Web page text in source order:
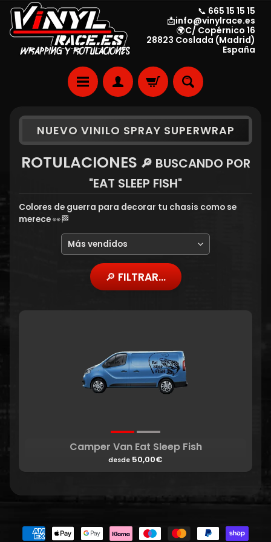
📞 665 15 15 15
📩info@vinylrace.es
🌍C/ Copérnico 16
28823 Coslada (Madrid)
España
NUEVO VINILO SPRAY SUPERWRAP
ROTULACIONES 🔎 BUSCANDO POR
"EAT SLEEP FISH"
Colores de guerra para decorar tu chasis como se
merece 👀🏁
🔎 FILTRAR...
Camper Van Eat Sleep Fish
desde 50,00€